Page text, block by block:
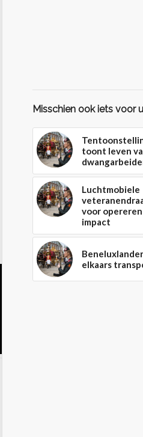
Misschien ook iets voor u
toont leven
Luchtmobiele
voor
impact
elkaars